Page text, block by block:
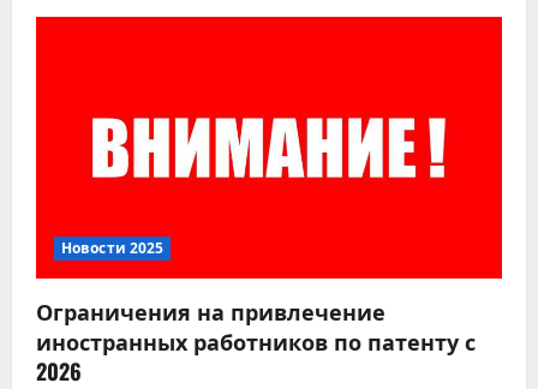
Новости 2025
Ограничения на привлечение
иностранных работников по патенту с
2026
3 07.08.2026
4
Всероссийская акция
«Дорогами Славы»
07.08.2026
5 07.08.2026